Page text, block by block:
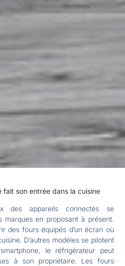
fait son entrée dans la cuisine
des appareils connectés se
marques en proposant à présent.
des fours équipés d’un écran où
D’autres modèles se pilotent
le réfrigérateur peut
à son propriétaire. Les fours